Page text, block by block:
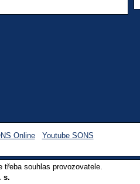
Online Youtube SONS
souhlas provozovatele.
s.